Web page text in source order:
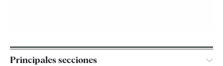
Principales secciones